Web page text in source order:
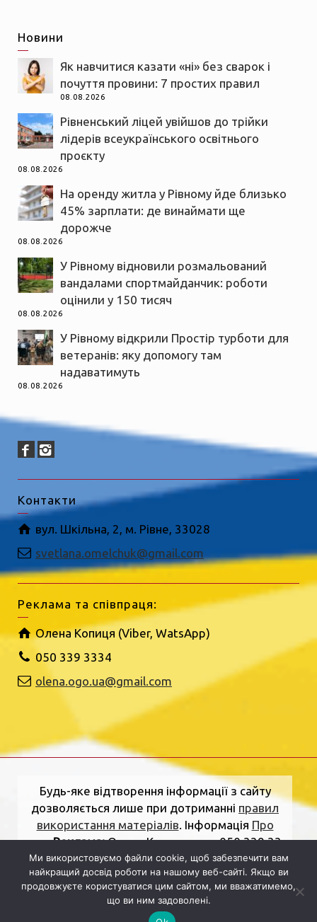
Новини
Як навчитися казати «ні» без сварок і
почуття провини: 7 простих правил
08.08.2026
Рівненський ліцей увійшов до трійки
лідерів всеукраїнського освітнього
проєкту
08.08.2026
На оренду житла у Рівному йде близько
45% зарплати: де винаймати ще
дорожче
08.08.2026
У Рівному відновили розмальований
вандалами спортмайданчик: роботи
оцінили у 150 тисяч
08.08.2026
У Рівному відкрили Простір турботи для
ветеранів: яку допомогу там
надаватимуть
08.08.2026
Контакти
вул. Шкільна, 2, м. Рівне, 33028
svetlana.omelchuk@gmail.com
Реклама та співпраця:
Олена Копиця (Viber, WatsApp)
050 339 3334
olena.ogo.ua@gmail.com
Будь-яке відтворення інформації з сайту
дозволяється лише при дотриманні правил
використання матеріалів. Інформація Про
нас.Реклама:Олена Копиця, тел. 050 339 33
34
olena.ogo.ua@gmail.com.Адреса
редакції:вулиця Шкільна, 2, Рівне, Рівненська
область, 33000.Електронна пошта:
dolj.ogo@gmail.com
Ми використовуємо файли cookie, щоб забезпечити вам
найкращий досвід роботи на нашому веб-сайті. Якщо ви
продовжуєте користуватися цим сайтом, ми вважатимемо,
що ви ним задоволені.